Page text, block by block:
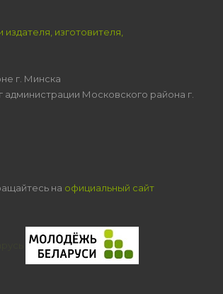
изготовителя,
г. Минска
Московского района г.
на официальный сайт